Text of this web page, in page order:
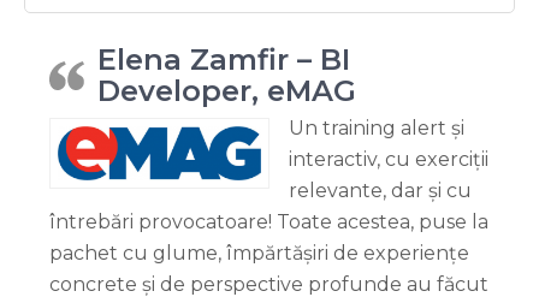
Elena Zamfir – BI
Developer, eMAG
Un training alert și
interactiv, cu exerciții
relevante, dar și cu
întrebări provocatoare! Toate acestea, puse la
pachet cu glume, împărtășiri de experiențe
concrete și de perspective profunde au făcut